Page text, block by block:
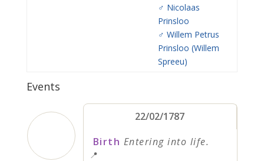
♂️ Nicolaas
Prinsloo
♂️ Willem Petrus
Prinsloo (Willem
Spreeu)
Events
22/02/1787
Birth Entering into life.
📍